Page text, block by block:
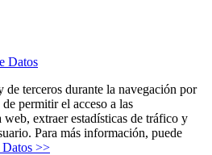
Datos
terceros durante la navegación por
permitir el acceso a las
extraer estadísticas de tráfico y
Para más información, puede
>>